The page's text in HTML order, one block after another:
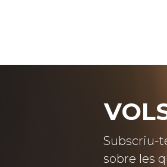
Subscriu-
sobre les